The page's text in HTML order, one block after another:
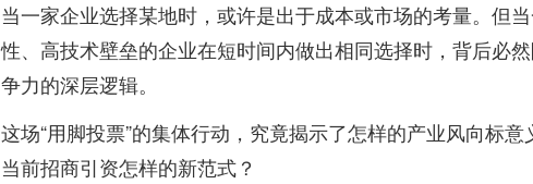
当一家企业选择某地时，或许是出于成本或市场的考量。但
性、高技术壁垒的企业在短时间内做出相同选择时，背后必
争力的深层逻辑。
这场“用脚投票”的集体行动，究竟揭示了怎样的产业风向标意
当前招商引资怎样的新范式？